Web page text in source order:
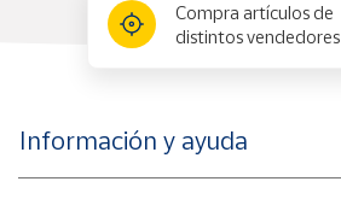
Compra artículos de
distintos vendedores
Información y ayuda